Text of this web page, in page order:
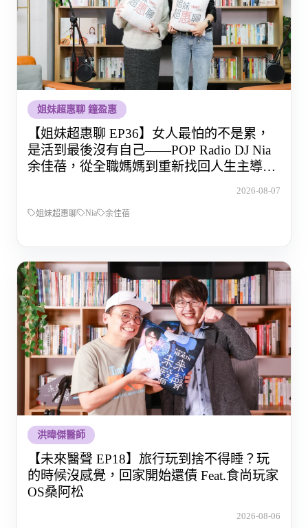
姐妹超惠聊 鐘盈惠
【姐妹超惠聊 EP36】女人最怕的不是累，
是活到最後沒有自己——POP Radio DJ Nia
余佳蓓，從全職媽媽到重新找回人生主導權
2026-08-07
姐妹超惠聊 Nia 余佳蓓
洪暐傑醫師
【未來醫聲 EP18】旅行玩到捨不得睡？玩
的時候沒感覺，回家開始還債 Feat.食尚玩家
OS桑阿松
2026-08-06